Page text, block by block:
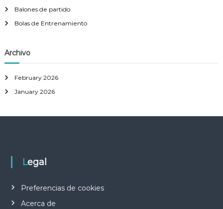
Balones de partido
Bolas de Entrenamiento
Archivo
February 2026
January 2026
Legal
Preferencias de cookies
Acerca de